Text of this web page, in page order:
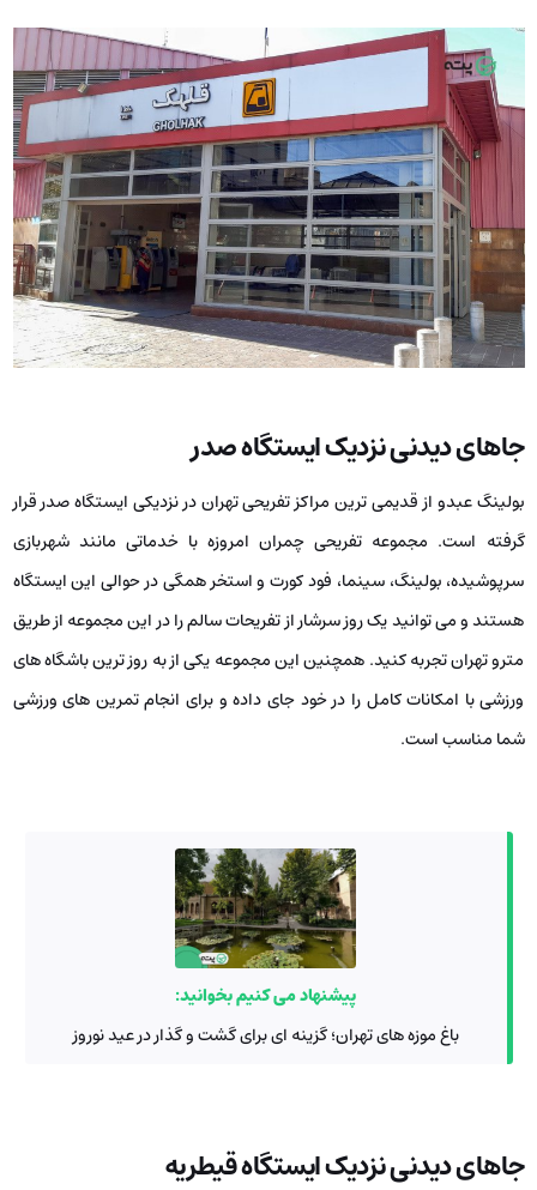
جاهای دیدنی نزدیک ایستگاه صدر
بولینگ عبدو از قدیمی ترین مراکز تفریحی تهران در نزدیکی ایستگاه صدر قرار
گرفته است. مجموعه تفریحی چمران امروزه با خدماتی مانند شهربازی
سرپوشیده، بولینگ، سینما، فود کورت و استخر همگی در حوالی این ایستگاه
هستند و می توانید یک روز سرشار از تفریحات سالم را در این مجموعه از طریق
مترو تهران تجربه کنید. همچنین این مجموعه یکی از به روز ترین باشگاه های
ورزشی با امکانات کامل را در خود جای داده و برای انجام تمرین های ورزشی
شما مناسب است.
پیشنهاد می کنیم بخوانید:
باغ موزه ‌های تهران؛ گزینه ای برای گشت و گذار در عید نوروز
جاهای دیدنی نزدیک ایستگاه قیطریه